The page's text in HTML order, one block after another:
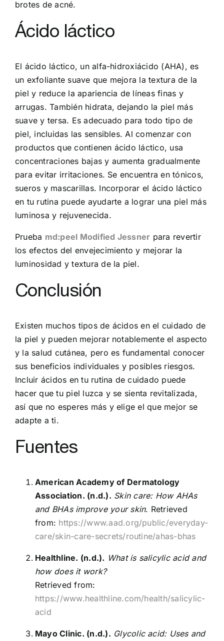
brotes de acné.
Ácido láctico
El ácido láctico, un alfa-hidroxiácido (AHA), es
un exfoliante suave que mejora la textura de la
piel y reduce la apariencia de líneas finas y
arrugas. También hidrata, dejando la piel más
suave y tersa. Es adecuado para todo tipo de
piel, incluidas las sensibles. Al comenzar con
productos que contienen ácido láctico, usa
concentraciones bajas y aumenta gradualmente
para evitar irritaciones. Se encuentra en tónicos,
sueros y mascarillas. Incorporar el ácido láctico
en tu rutina puede ayudarte a lograr una piel más
luminosa y rejuvenecida.
Prueba md:peel Modified Jessner para revertir
los efectos del envejecimiento y mejorar la
luminosidad y textura de la piel.
Conclusión
Existen muchos tipos de ácidos en el cuidado de
la piel y pueden mejorar notablemente el aspecto
y la salud cutánea, pero es fundamental conocer
sus beneficios individuales y posibles riesgos.
Incluir ácidos en tu rutina de cuidado puede
hacer que tu piel luzca y se sienta revitalizada,
así que no esperes más y elige el que mejor se
adapte a ti.
Fuentes
American Academy of Dermatology
Association. (n.d.). Skin care: How AHAs
and BHAs improve your skin. Retrieved
from: https://www.aad.org/public/everyday-
care/skin-care-secrets/routine/ahas-bhas
Healthline. (n.d.). What is salicylic acid and
how does it work?
Retrieved from:
https://www.healthline.com/health/salicylic-
acid
Mayo Clinic. (n.d.). Glycolic acid: Uses and